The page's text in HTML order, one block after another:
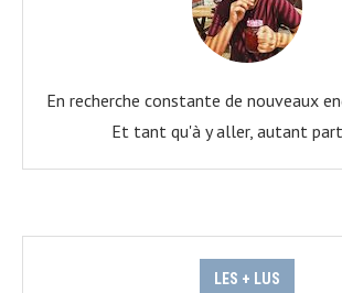
En recherche constante de nouveaux
Et tant qu'à y aller, autant
LES + LUS